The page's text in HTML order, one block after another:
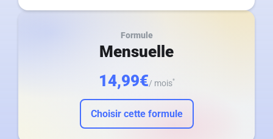
Formule
Mensuelle
14,99€/ mois*
Choisir cette formule